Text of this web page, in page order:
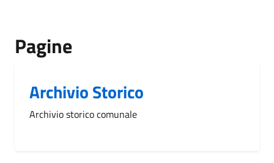
Pagine
Archivio Storico
Archivio storico comunale